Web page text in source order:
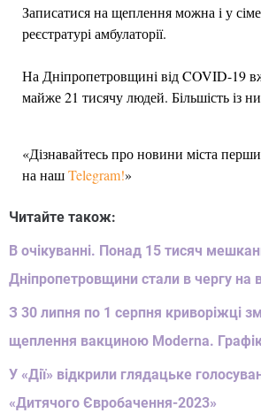
Записатися на щеплення можна і у
реєстратурі амбулаторії.
На Дніпропетровщині від COVID-19
майже 21 тисячу людей. Більшість із
«Дізнавайтесь про новини міста
на нашTelegram!»
Читайте також:
В очікуванні. Понад 15 тисяч
Дніпропетровщини стали в чергу на
З 30 липня по 1 серпня криворіжці
щеплення вакциною Moderna.
У «Дії» відкрили глядацьке
«Дитячого Євробачення-2023»